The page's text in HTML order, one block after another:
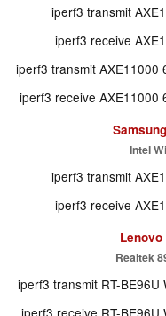
iperf3 transmit
iperf3 receive
iperf3 transmit AXE11000
iperf3 receive AXE11000
Intel
iperf3 transmit
iperf3 receive
Lenovo
Realtek
iperf3 transmit RT-BE96U